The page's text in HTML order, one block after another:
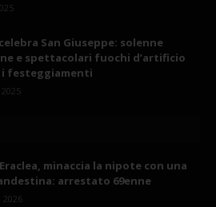
San Giuseppe: solenne
e spettacolari fuochi d’artificio
festeggiamenti
minaccia la nipote con una
arrestato 69enne
2026